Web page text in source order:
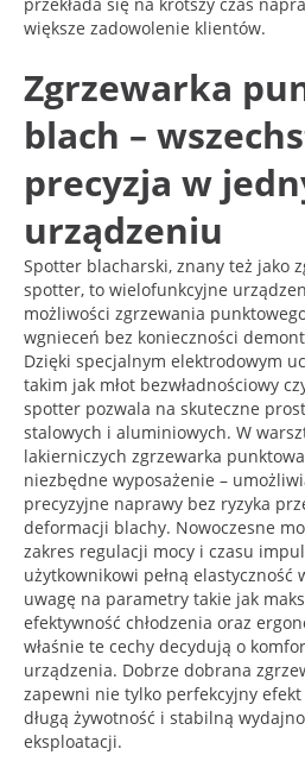
większe zadowolenie klientów.
Zgrzewarka
blach –
precyzja w
urządzeniu
Spotter blacharski, znany też jako
spotter, to wielofunkcyjne
możliwości zgrzewania
wgnieceń bez konieczności
Dzięki specjalnym elektrodowym
takim jak młot bezwładnościowy
spotter pozwala na skuteczne
stalowych i aluminiowych. W
lakierniczych zgrzewarka
niezbędne wyposażenie –
precyzyjne naprawy bez ryzyka
deformacji blachy. Nowoczesne
zakres regulacji mocy i czasu
użytkownikowi pełną elastyczność
uwagę na parametry takie jak
efektywność chłodzenia oraz
właśnie te cechy decydują o
urządzenia. Dobrze dobrana
zapewni nie tylko perfekcyjny
długą żywotność i stabilną
eksploatacji.